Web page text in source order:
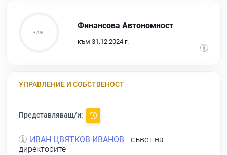
Финансова Автономност
към 31.12.2024 г.
УПРАВЛЕНИЕ И СОБСТВЕНОСТ
Представляващ/и:
ИВАН ЦВЯТКОВ ИВАНОВ - съвет на
директорите